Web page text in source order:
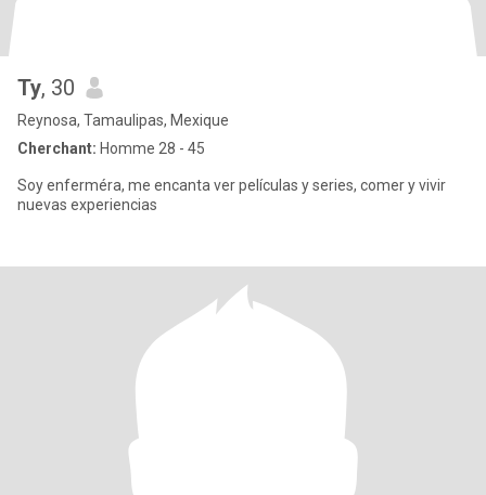
Ty, 30
Reynosa, Tamaulipas, Mexique
Cherchant: Homme 28 - 45
Soy enferméra, me encanta ver películas y series, comer y vivir
nuevas experiencias